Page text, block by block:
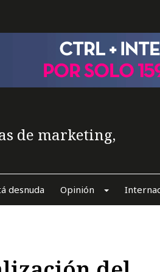
de marketing,
desnuda Opinión